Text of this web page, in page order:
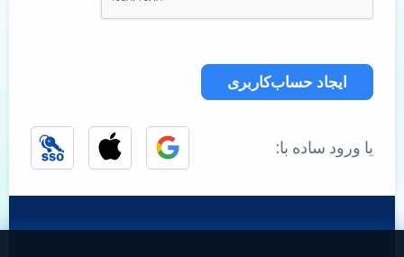
ایجاد حساب‌کاربری
یا ورود ساده با: